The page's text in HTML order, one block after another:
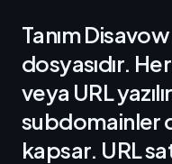
Tanım
dosyasıdır.
veya URL
subdomainler
kapsar. URL